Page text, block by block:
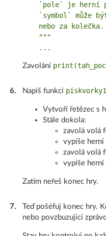
`pole` je herní
`symbol` může
    nebo za kolečka.
    """
Zavolání
6. Napiš funkci
Vytvoří řetězec s
Stále dokola:
zavolá volá
vypíše herní
zavolá volá
vypíše herní
Zatím neřeš konec hry.
7.
Teď pošéfuj konec hry.
nebo povzbuzující